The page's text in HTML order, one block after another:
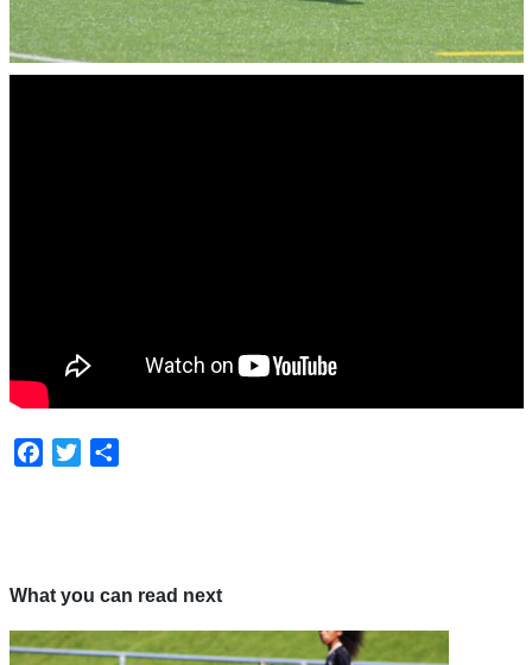
Facebook
Twitter
What you can read next